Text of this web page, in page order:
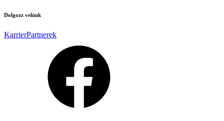
Dolgozz velünk
KarrierPartnerek